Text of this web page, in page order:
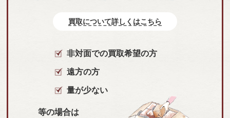
買取について詳しくはこちら
非対面での買取希望の方
遠方の方
量が少ない
等の場合は